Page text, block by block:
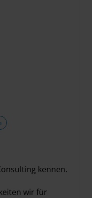
kennen.
wir für